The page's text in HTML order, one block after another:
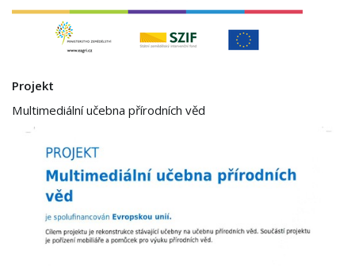
Projekt
Multimediální učebna přírodních věd